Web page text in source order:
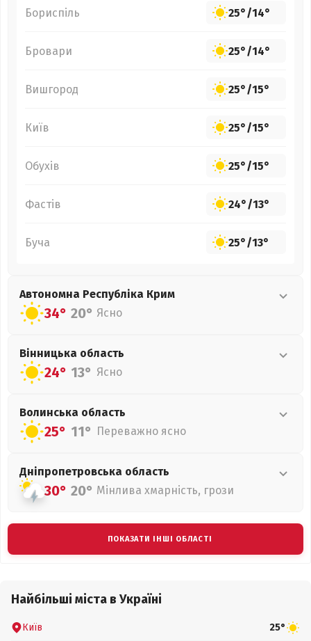
Бориспіль 25°/14°
Бровари 25°/14°
Вишгород 25°/15°
Київ 25°/15°
Обухів 25°/15°
Фастів 24°/13°
Буча 25°/13°
Автономна Республіка Крим
34° 20° Ясно
Вінницька область
24° 13° Ясно
Волинська область
25° 11° Переважно ясно
Дніпропетровська область
30° 20° Мінлива хмарність, грози
ПОКАЗАТИ ІНШІ ОБЛАСТІ
Найбільші міста в Україні
Київ 25°